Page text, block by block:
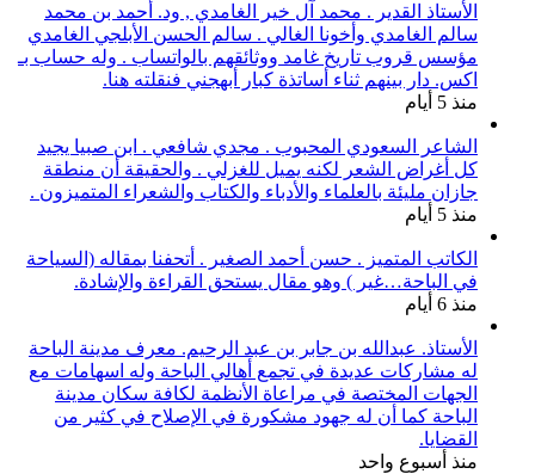
الأستاذ القدير . محمد آل خير الغامدي , ود. أحمد بن محمد
سالم الغامدي وأخونا الغالي . سالم الحسن الأبلجي الغامدي
مؤسس قروب تاريخ غامد ووثائقهم بالواتساب . وله حساب بـ
اكس. دار بينهم ثناء أساتذة كبار أبهجني فنقلته هنا.
منذ 5 أيام
الشاعر السعودي المحبوب . مجدي شافعي . ابن صبيا يجيد
كل أغراض الشعر لكنه يميل للغزلي . والحقيقة أن منطقة
جازان مليئة بالعلماء والأدباء والكتاب والشعراء المتميزون .
منذ 5 أيام
الكاتب المتميز . حسن أحمد الصغير . أتحفنا بمقاله (السياحة
في الباحة…غير ) وهو مقال يستحق القراءة والإشادة.
منذ 6 أيام
الأستاذ. عبدالله بن جابر بن عبد الرحيم. معرف مدينة الباحة
له مشاركات عديدة في تجمع أهالي الباحة وله اسهامات مع
الجهات المختصة في مراعاة الأنظمة لكافة سكان مدينة
الباحة كما أن له جهود مشكورة في الإصلاح في كثير من
القضايا.
منذ أسبوع واحد